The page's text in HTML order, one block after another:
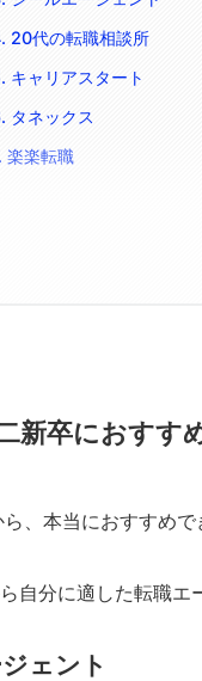
20代の転職相談所
キャリアスタート
タネックス
楽楽転職
新卒におすす
、本当におすすめで
自分に適した転職エ
ェント